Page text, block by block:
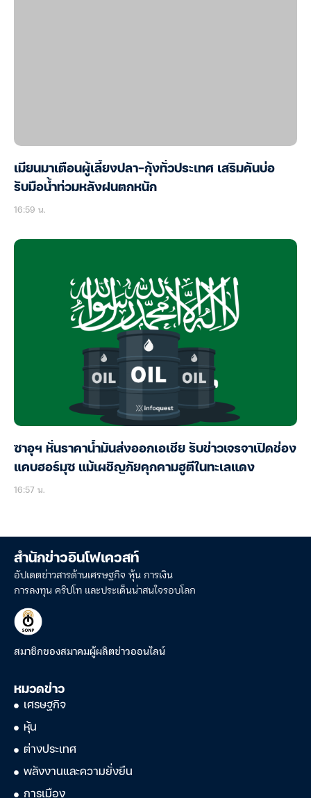
เมียนมาเตือนผู้เลี้ยงปลา-กุ้งทั่วประเทศ เสริมคันบ่อ
รับมือน้ำท่วมหลังฝนตกหนัก
16:59 น.
ซาอุฯ หั่นราคาน้ำมันส่งออกเอเชีย รับข่าวเจรจาเปิดช่อง
แคบฮอร์มุซ แม้เผชิญภัยคุกคามฮูตีในทะเลแดง
16:57 น.
สำนักข่าวอินโฟเควสท์
อัปเดตข่าวสารด้านเศรษฐกิจ หุ้น การเงิน
การลงทุน คริปโท และประเด็นน่าสนใจรอบโลก
สมาชิกของสมาคมผู้ผลิตข่าวออนไลน์
หมวดข่าว
เศรษฐกิจ
หุ้น
ต่างประเทศ
พลังงานและความยั่งยืน
การเมือง